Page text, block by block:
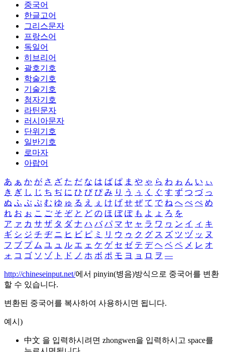
중국어
한글고어
그리스문자
프랑스어
독일어
히브리어
괄호기호
학술기호
기술기호
첨자기호
라틴문자
러시아문자
단위기호
일반기호
로마자
아랍어
あ ぁ か が さ ざ た だ な は ば ぱ ま や ゃ ら わ ゎ ん い ぃ
き ぎ し じ ち ぢ に ひ び ぴ み り う ぅ く ぐ す ず つ づ っ
ぬ ふ ぶ ぷ む ゆ ゅ る え ぇ け げ せ ぜ て で ね へ べ ぺ め
れ お ぉ こ ご そ ぞ と ど の ほ ぼ ぽ も よ ょ ろ を
ア ァ カ サ ザ タ ダ ナ ハ バ パ マ ヤ ャ ラ ワ ヮ ン イ ィ キ
ギ シ ジ チ ヂ ニ ヒ ビ ピ ミ リ ウ ゥ ク グ ス ズ ツ ヅ ッ ヌ
フ ブ プ ム ユ ュ ル エ ェ ケ ゲ セ ゼ テ デ ヘ ベ ペ メ レ オ
ォ コ ゴ ソ ゾ ト ド ノ ホ ボ ポ モ ヨ ョ ロ ヲ ―
http://chineseinput.net/에서 pinyin(병음)방식으로 중국어를 변환
할 수 있습니다.
변환된 중국어를 복사하여 사용하시면 됩니다.
예시)
中文 을 입력하시려면 zhongwen을 입력하시고 space를